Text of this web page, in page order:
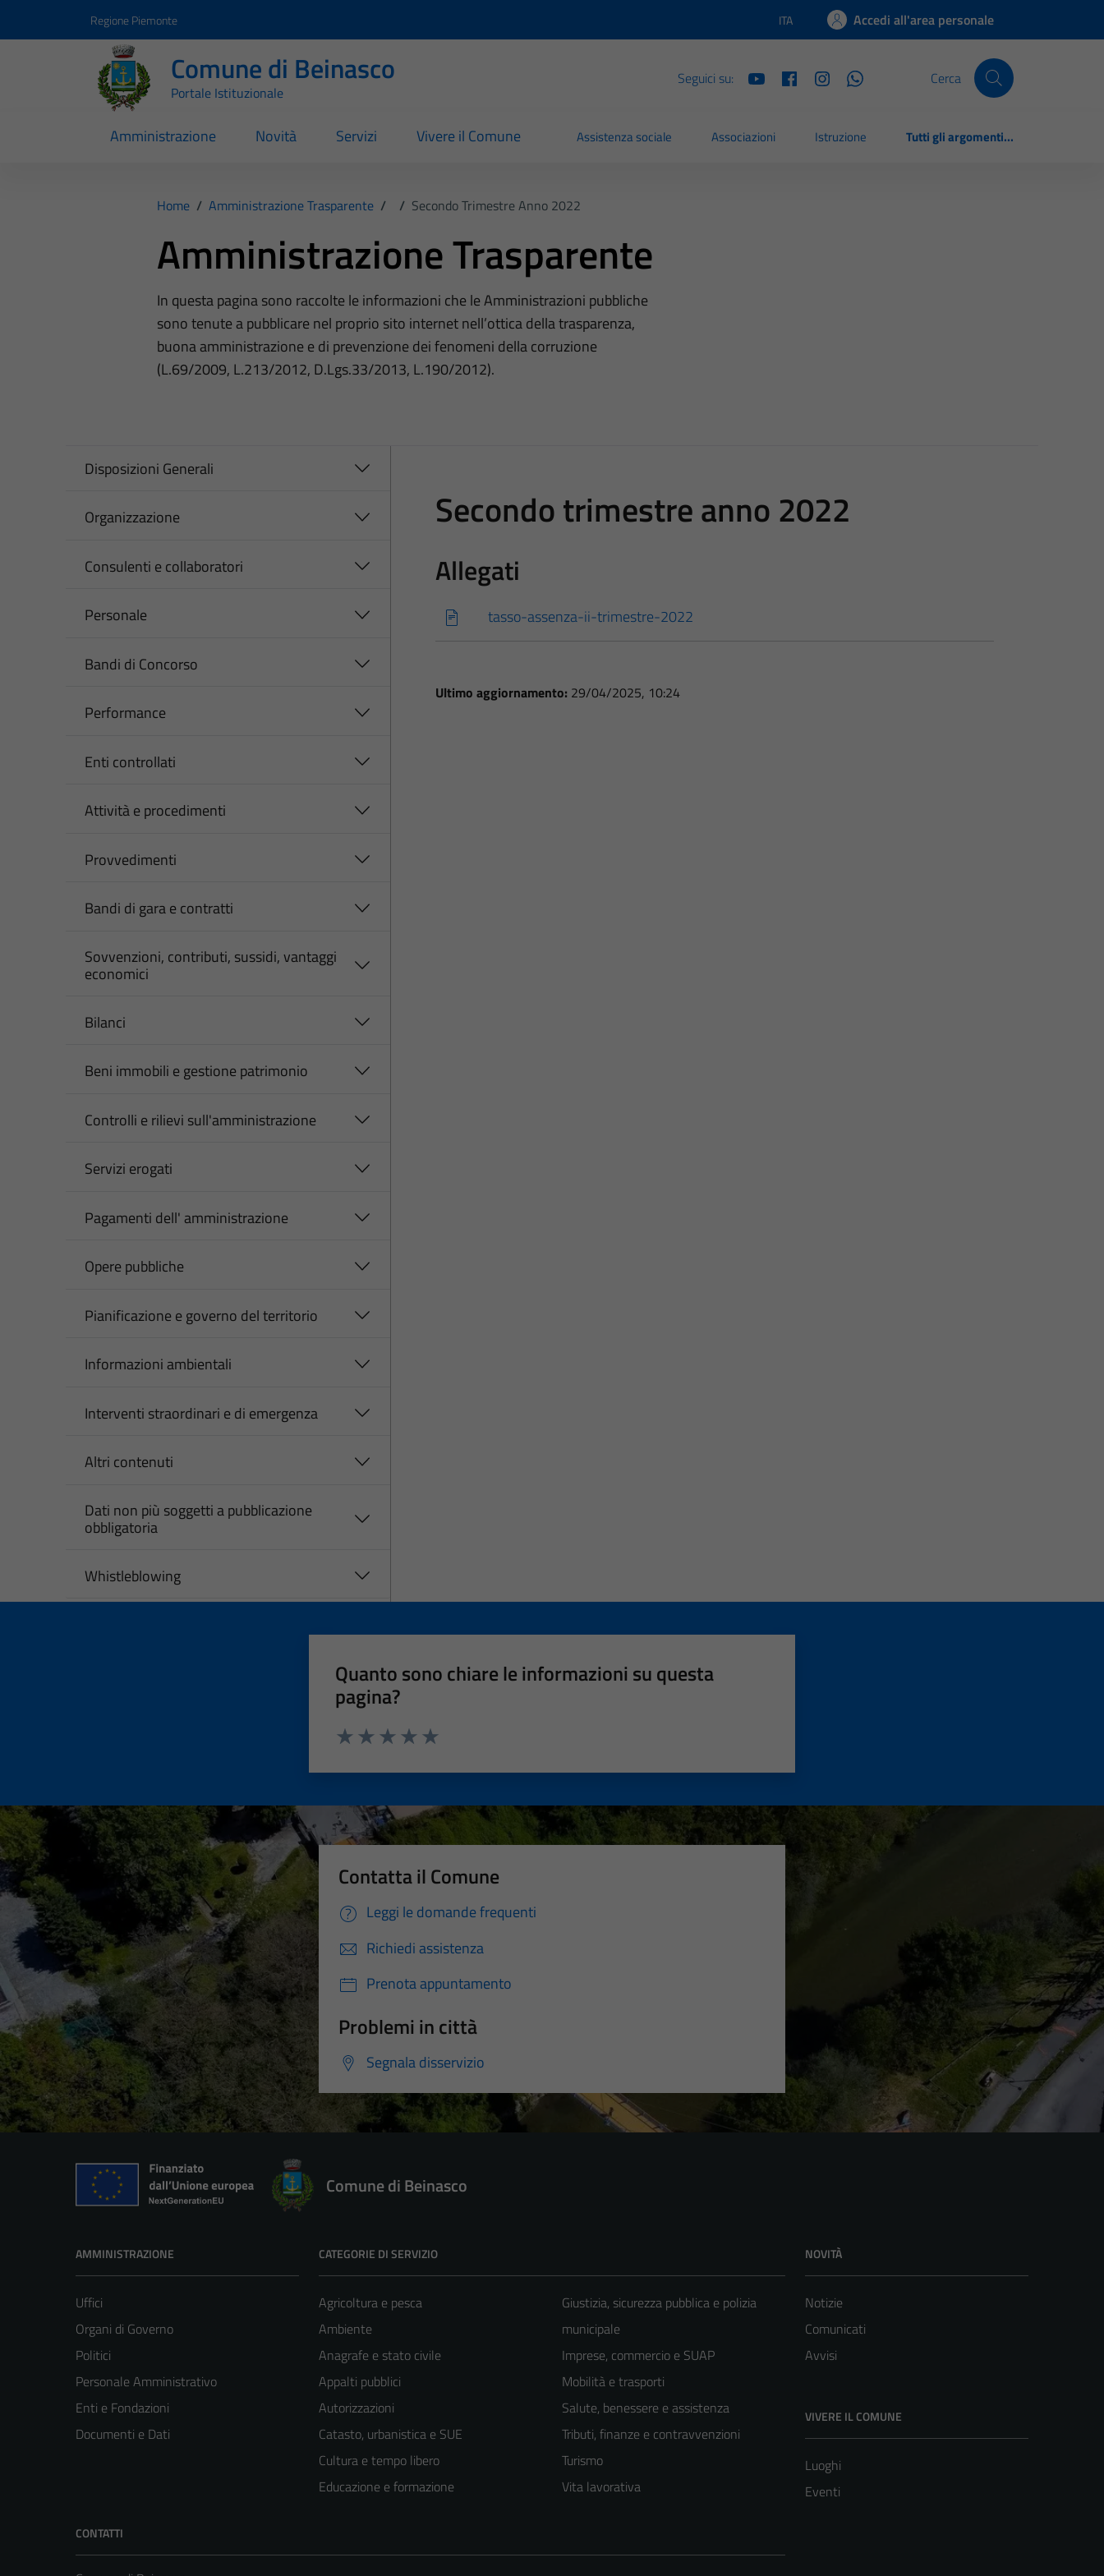
Regione Piemonte Lingua attiva:
ITA Accedi all'area personale
Comune di Beinasco
Portale Istituzionale
Seguici su: Cerca
Amministrazione Novità Servizi Vivere il Comune Assistenza sociale Associazioni Istruzione Tutti gli argomenti...
Home / Amministrazione Trasparente / / Secondo Trimestre Anno 2022
Amministrazione Trasparente
In questa pagina sono raccolte le informazioni che le Amministrazioni pubbliche
sono tenute a pubblicare nel proprio sito internet nell’ottica della trasparenza,
buona amministrazione e di prevenzione dei fenomeni della corruzione
(L.69/2009, L.213/2012, D.Lgs.33/2013, L.190/2012).
Disposizioni Generali
Organizzazione
Consulenti e collaboratori
Personale
Bandi di Concorso
Performance
Enti controllati
Attività e procedimenti
Provvedimenti
Bandi di gara e contratti
Sovvenzioni, contributi, sussidi, vantaggi
economici
Bilanci
Beni immobili e gestione patrimonio
Controlli e rilievi sull'amministrazione
Servizi erogati
Pagamenti dell' amministrazione
Opere pubbliche
Pianificazione e governo del territorio
Informazioni ambientali
Interventi straordinari e di emergenza
Altri contenuti
Dati non più soggetti a pubblicazione
obbligatoria
Whistleblowing
Secondo trimestre anno 2022
Allegati
tasso-assenza-ii-trimestre-2022
Ultimo aggiornamento: 29/04/2025, 10:24
Quanto sono chiare le informazioni su questa
pagina?
Contatta il Comune
Leggi le domande frequenti
Richiedi assistenza
Prenota appuntamento
Problemi in città
Segnala disservizio
Comune di Beinasco
AMMINISTRAZIONE
Uffici
Organi di Governo
Politici
Personale Amministrativo
Enti e Fondazioni
Documenti e Dati
CATEGORIE DI SERVIZIO
Agricoltura e pesca
Ambiente
Anagrafe e stato civile
Appalti pubblici
Autorizzazioni
Catasto, urbanistica e SUE
Cultura e tempo libero
Educazione e formazione
Giustizia, sicurezza pubblica e polizia
municipale
Imprese, commercio e SUAP
Mobilità e trasporti
Salute, benessere e assistenza
Tributi, finanze e contravvenzioni
Turismo
Vita lavorativa
NOVITÀ
Notizie
Comunicati
Avvisi
VIVERE IL COMUNE
Luoghi
Eventi
CONTATTI